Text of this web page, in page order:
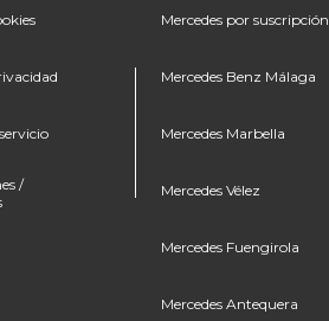
/
Mercedes por suscripción
Mercedes Benz Málaga
Mercedes Marbella
Mercedes Vélez
Mercedes Fuengirola
Mercedes Antequera